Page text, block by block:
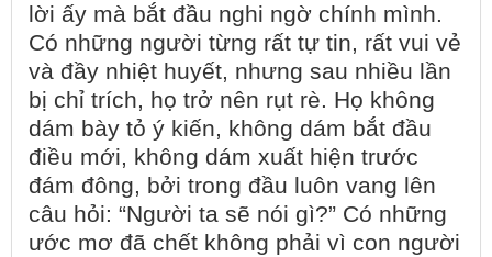
lời ấy mà bắt đầu nghi ngờ chính mình.
Có những người từng rất tự tin, rất vui vẻ
và đầy nhiệt huyết, nhưng sau nhiều lần
bị chỉ trích, họ trở nên rụt rè. Họ không
dám bày tỏ ý kiến, không dám bắt đầu
điều mới, không dám xuất hiện trước
đám đông, bởi trong đầu luôn vang lên
câu hỏi: “Người ta sẽ nói gì?” Có những
ước mơ đã chết không phải vì con người